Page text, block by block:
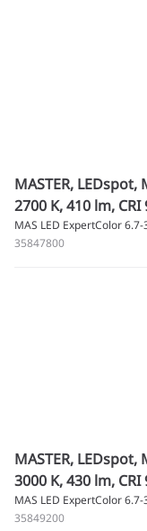
MASTER, LEDspot,
2700 K, 410 lm,
MAS LED ExpertColor
35847800
MASTER, LEDspot,
3000 K, 430 lm,
MAS LED ExpertColor
35849200